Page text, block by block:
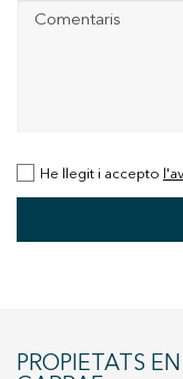
He llegit i accepto
PROPIETATS